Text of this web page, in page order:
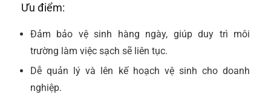
Ưu điểm:
Đảm bảo vệ sinh hàng ngày, giúp duy trì môi
trường làm việc sạch sẽ liên tục.
Dễ quản lý và lên kế hoạch vệ sinh cho doanh
nghiệp.